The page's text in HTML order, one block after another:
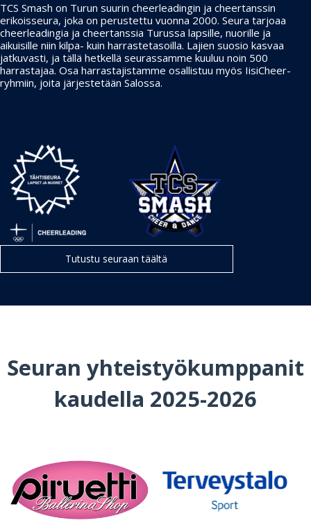
TCS Smash on Turun suurin cheerleadingin ja cheertanssin
erikoisseura, joka on perustettu vuonna 2000. Seura tarjoaa
cheerleadingia ja cheertanssia Turussa lapsille, nuorille ja
aikuisille niin kilpa- kuin harrastetasoilla. Lajien suosio kasvaa
jatkuvasti, ja tällä hetkellä seurassamme kuuluu noin 500
harrastajaa. Osa harrastajistamme osallistuu myös IisiCheer-
ryhmiin, joita järjestetään Salossa.
Tutustu seuraan täältä
Seuran yhteistyökumppanit
kaudella 2025-2026